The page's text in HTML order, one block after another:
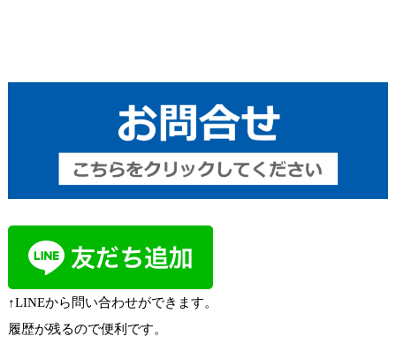
↑LINEから問い合わせができます。
履歴が残るので便利です。